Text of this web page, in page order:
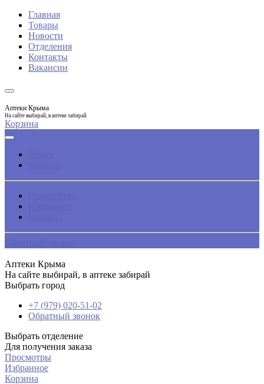
Главная
Товары
Новости
Отделения
Контакты
Вакансии
Аптеки Крыма
На сайте выбирай, в аптеке забирай
Корзина
Аптеки Крыма
На сайте выбирай, в аптеке забирай
Выбрать город
+7 (979) 020-51-02
Обратный звонок
Выбрать отделение
Для получения заказа
Просмотры
Избранное
Корзина